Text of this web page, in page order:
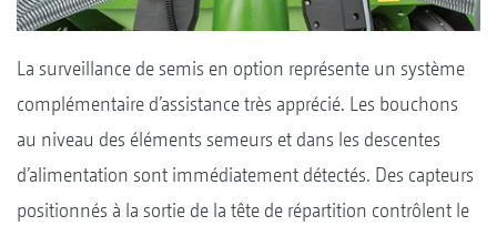
La surveillance de semis en option représente un système
complémentaire d’assistance très apprécié. Les bouchons
au niveau des éléments semeurs et dans les descentes
d’alimentation sont immédiatement détectés. Des capteurs
positionnés à la sortie de la tête de répartition contrôlent le